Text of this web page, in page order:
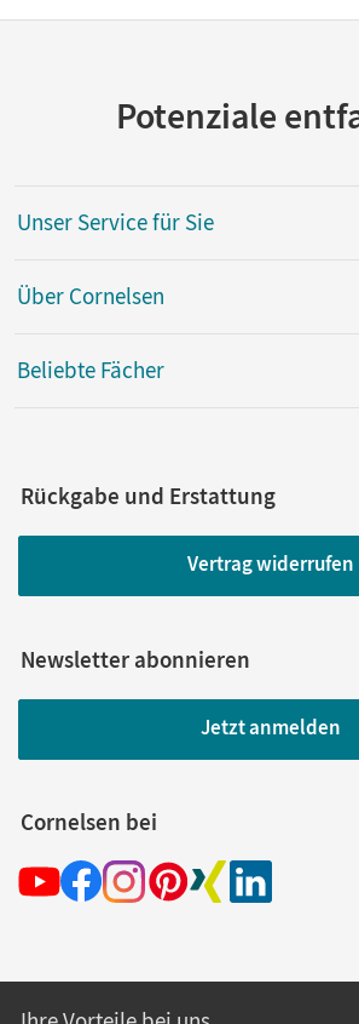
Potenziale
Unser Service für Sie
Über Cornelsen
Beliebte Fächer
Rückgabe und Erstattung
Vertrag widerrufen
Newsletter abonnieren
Jetzt anmelden
Cornelsen bei